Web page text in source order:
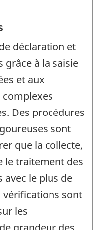
déclaration et
grâce à la saisie
et aux
Des procédures
sont
que la collecte,
le traitement des
avec le plus de
vérifications sont
les
grandeur des